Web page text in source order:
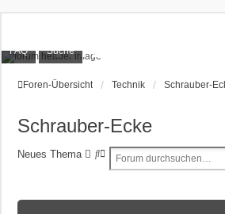
XT1200Z-
FAQ Suche
Foren-Übersicht Technik Schrauber-
Schrauber-Ecke
Neues Thema
S